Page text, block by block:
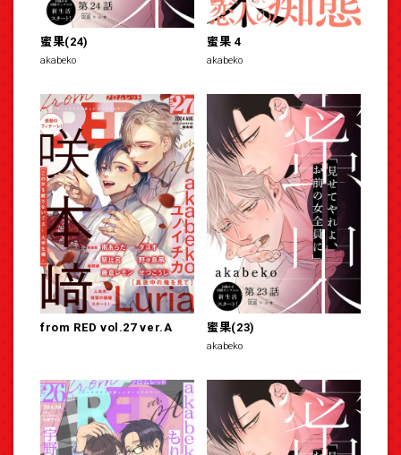
蜜果(24)
akabeko
蜜果 4
akabeko
from RED vol.27 ver.A 蜜果(23)
akabeko